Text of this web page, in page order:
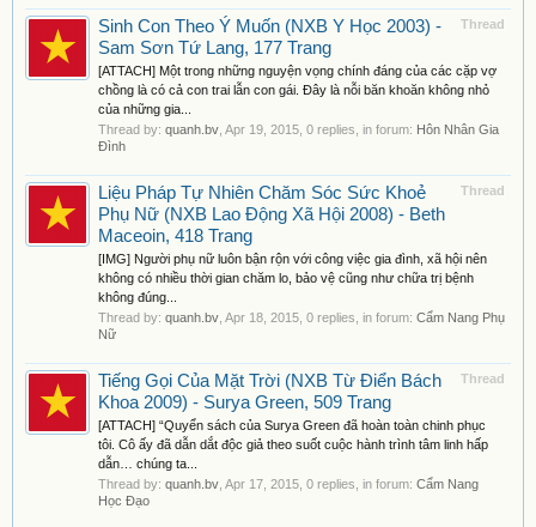
Thread
Sinh Con Theo Ý Muốn (NXB Y Học 2003) -
Sam Sơn Tứ Lang, 177 Trang
[ATTACH] Một trong những nguyện vọng chính đáng của các cặp vợ
chồng là có cả con trai lẫn con gái. Đây là nỗi băn khoăn không nhỏ
của những gia...
Thread by: quanh.bv Apr 19, 2015 , 0 replies, in forum: Hôn Nhân Gia
Đình
Thread
Liệu Pháp Tự Nhiên Chăm Sóc Sức Khoẻ
Phụ Nữ (NXB Lao Động Xã Hội 2008) - Beth
Maceoin, 418 Trang
[IMG] Người phụ nữ luôn bận rộn với công việc gia đình, xã hội nên
không có nhiều thời gian chăm lo, bảo vệ cũng như chữa trị bệnh
không đúng...
Thread by: quanh.bv Apr 18, 2015 , 0 replies, in forum: Cẩm Nang Phụ
Nữ
Thread
Tiếng Gọi Của Mặt Trời (NXB Từ Điển Bách
Khoa 2009) - Surya Green, 509 Trang
[ATTACH] “Quyển sách của Surya Green đã hoàn toàn chinh phục
tôi. Cô ấy đã dẫn dắt độc giả theo suốt cuộc hành trình tâm linh hấp
dẫn… chúng ta...
Thread by: quanh.bv Apr 17, 2015 , 0 replies, in forum: Cẩm Nang
Học Đạo